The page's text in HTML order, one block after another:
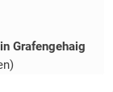
Grafengehaig